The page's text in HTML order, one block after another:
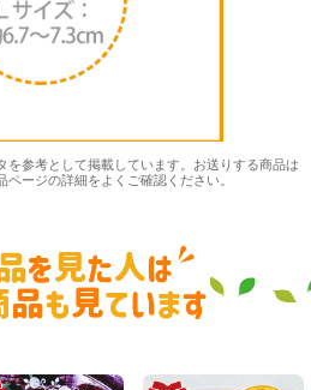
参考として掲載しています。お送りする商品は
ージの詳細をよくご確認ください。